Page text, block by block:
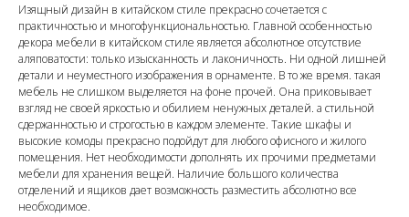
Изящный дизайн в китайском стиле прекрасно сочетается с
практичностью и многофункциональностью. Главной особенностью
декора мебели в китайском стиле является абсолютное отсутствие
аляповатости: только изысканность и лаконичность. Ни одной лишней
детали и неуместного изображения в орнаменте. В то же время. такая
мебель не слишком выделяется на фоне прочей. Она приковывает
взгляд не своей яркостью и обилием ненужных деталей. а стильной
сдержанностью и строгостью в каждом элементе. Такие шкафы и
высокие комоды прекрасно подойдут для любого офисного и жилого
помещения. Нет необходимости дополнять их прочими предметами
мебели для хранения вещей. Наличие большого количества
отделений и ящиков дает возможность разместить абсолютно все
необходимое.